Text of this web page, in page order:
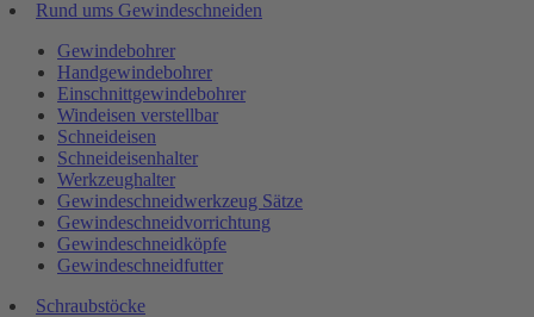
Rund ums Gewindeschneiden
Gewindebohrer
Handgewindebohrer
Einschnittgewindebohrer
Windeisen verstellbar
Schneideisen
Schneideisenhalter
Werkzeughalter
Gewindeschneidwerkzeug Sätze
Gewindeschneidvorrichtung
Gewindeschneidköpfe
Gewindeschneidfutter
Schraubstöcke